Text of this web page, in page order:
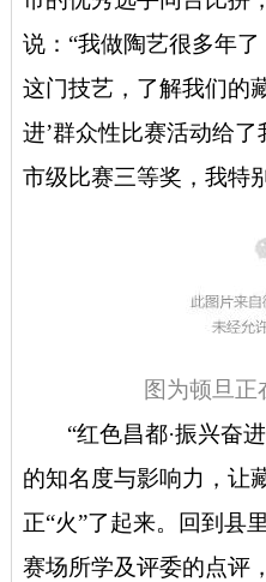
说：“我做陶艺很多年
这门技艺，了解我们的
进’群众性比赛活动给
市级比赛三等奖，我特
图为顿旦正
“红色昌都·振兴奋
的知名度与影响力，让
正“火”了起来。回到县
赛场所学及评委的点评